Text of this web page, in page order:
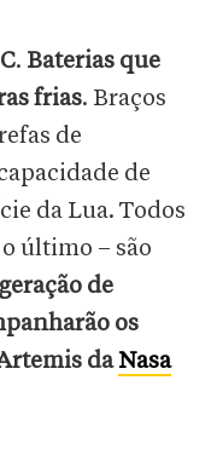
. Baterias que
frias. Braços
de
de
da Lua. Todos
último – são
de
os
daNasa